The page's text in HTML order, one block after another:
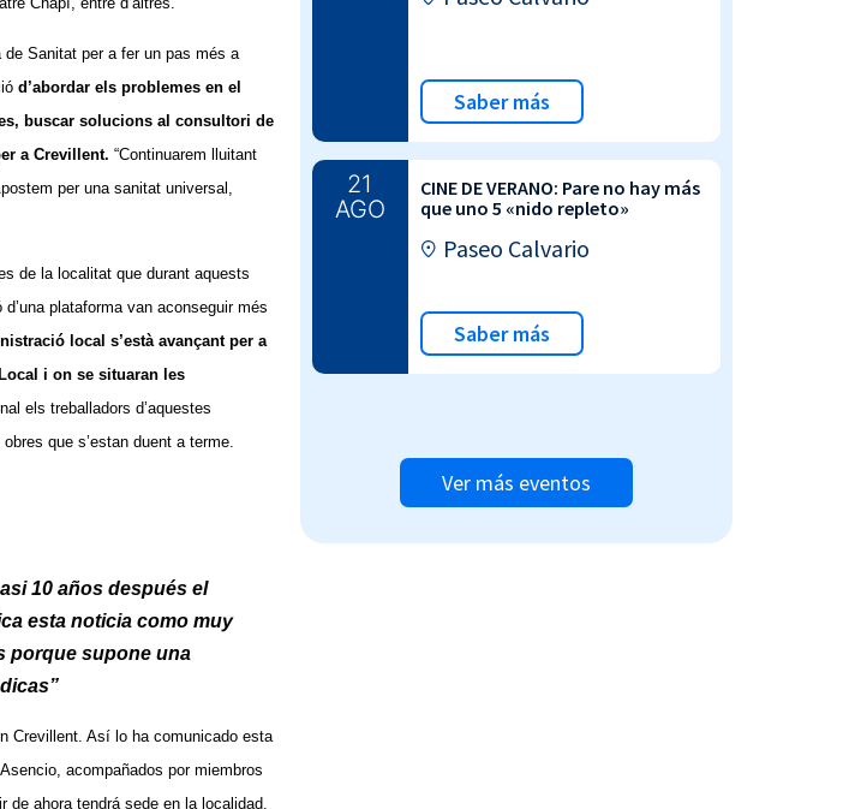
de Sanitat per a fer un pas més a
d’abordar els problemes en el
buscar solucions al consultori de
a Crevillent. “Continuarem lluitant
per una sanitat universal,
de la localitat que durant aquests
plataforma van aconseguir més
local s’està avançant per a
i on se situaran les
els treballadors d’aquestes
que s’estan duent a terme.
10 años después el
esta noticia como muy
porque supone una
Crevillent. Así lo ha comunicado esta
acompañados por miembros
de ahora tendrá sede en la localidad,
Saber más
21
AGO
CINE DE VERANO: Pare no hay más
que uno 5 «nido repleto»
Paseo Calvario
Saber más
Ver más eventos